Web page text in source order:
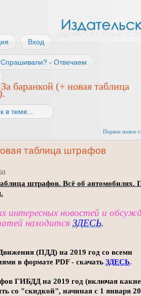
Вход
Спрашивали? - Отвечаем
За баранкой (+ новая таблица
Первое новое
таблица штрафов
штрафов. Всё об автомобилях.
интересных новостей и
находится ЗДЕСЬ.
(ПДД) на 2019 год со всеми
в формате PDF - скачать ЗДЕСЬ.
ГИБДД на 2019 год (включая какие
со "скидкой", начиная с 1 января